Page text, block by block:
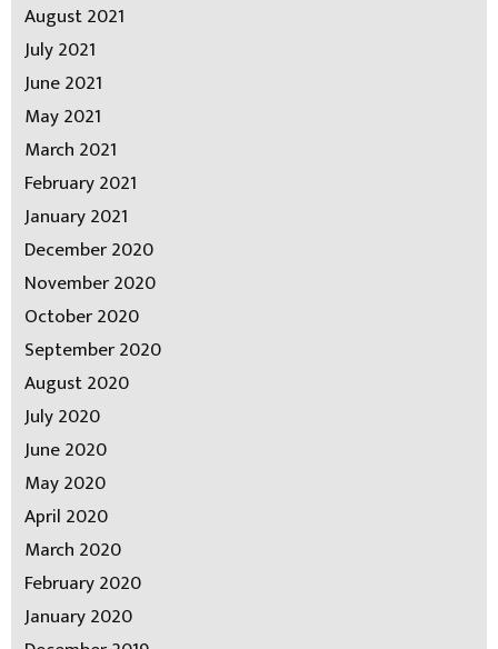
August 2021
July 2021
June 2021
May 2021
March 2021
February 2021
January 2021
December 2020
November 2020
October 2020
September 2020
August 2020
July 2020
June 2020
May 2020
April 2020
March 2020
February 2020
January 2020